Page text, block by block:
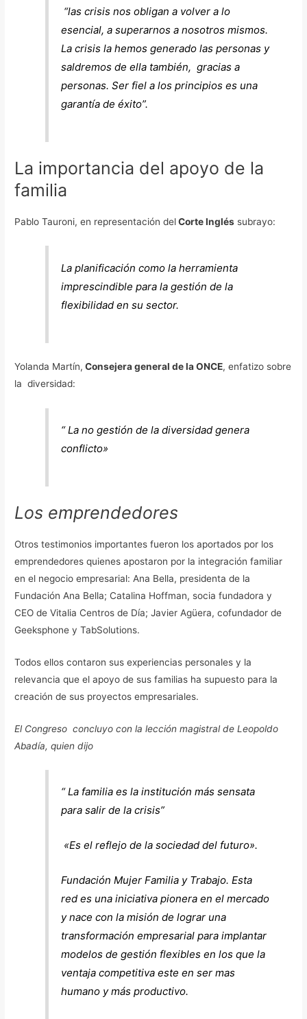
“las crisis nos obligan a volver a lo
esencial, a superarnos a nosotros mismos.
La crisis la hemos generado las personas y
saldremos de ella también, gracias a
personas. Ser fiel a los principios es una
garantía de éxito”.
La importancia del apoyo de la
familia
Pablo Tauroni, en representación delCorte Inglés subrayo:
La planificación como la herramienta
imprescindible para la gestión de la
flexibilidad en su sector.
Yolanda Martín, Consejera general de la ONCE, enfatizo sobre
la diversidad:
“La no gestión de la diversidad genera
conflicto»
Los emprendedores
Otros testimonios importantes fueron los aportados por los
emprendedores quienes apostaron por la integración familiar
en el negocio empresarial: Ana Bella, presidenta de la
Fundación Ana Bella; Catalina Hoffman, socia fundadora y
CEO de Vitalia Centros de Día; Javier Agüera, cofundador de
Geeksphone y TabSolutions.
Todos ellos contaron sus experiencias personales y la
relevancia que el apoyo de sus familias ha supuesto para la
creación de sus proyectos empresariales.
El Congreso concluyo con la lección magistral de Leopoldo
Abadía, quien dijo
“ La familia es la institución más sensata
para salir de la crisis”
«Es el reflejo de la sociedad del futuro».
Fundación Mujer Familia y Trabajo. Esta
red es una iniciativa pionera en el mercado
y nace con la misión de lograr una
transformación empresarial para implantar
modelos de gestión flexibles en los que la
ventaja competitiva este en ser mas
humano y más productivo.